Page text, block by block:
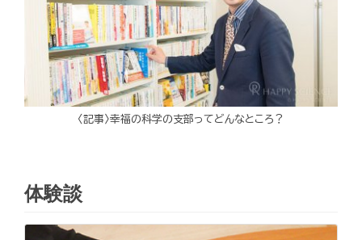
〈記事〉幸福の科学の支部ってどんなところ？
体験談